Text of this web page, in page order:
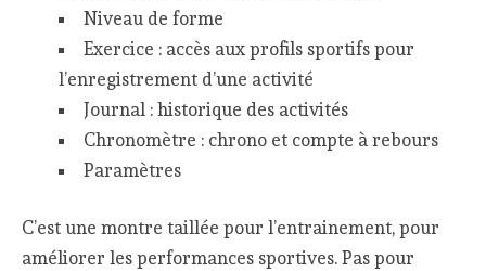
Niveau de forme
Exercice : accès aux profils sportifs pour
l’enregistrement d’une activité
Journal : historique des activités
Chronomètre : chrono et compte à rebours
Paramètres
C’est une montre taillée pour l’entrainement, pour
améliorer les performances sportives. Pas pour